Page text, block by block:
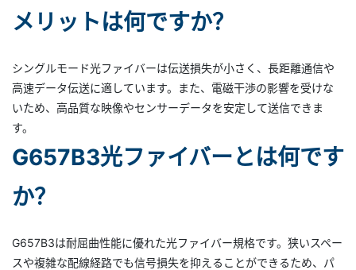
メリットは何ですか？
シングルモード光ファイバーは伝送損失が小さく、長距離通信や
高速データ伝送に適しています。また、電磁干渉の影響を受けな
いため、高品質な映像やセンサーデータを安定して送信できま
す。
G657B3光ファイバーとは何です
か？
G657B3は耐屈曲性能に優れた光ファイバー規格です。狭いスペー
スや複雑な配線経路でも信号損失を抑えることができるため、パ